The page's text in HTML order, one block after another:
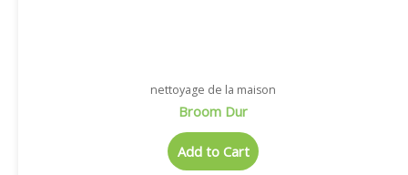
nettoyage de la maison
Broom Dur
Add to Cart